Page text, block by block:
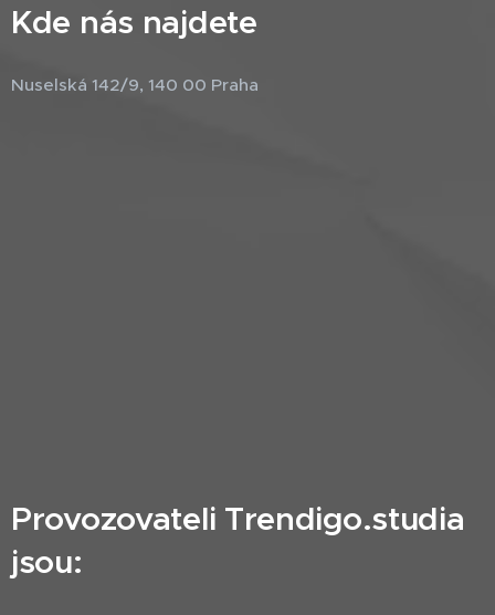
Kde nás najdete
Nuselská 142/9, 140 00 Praha
Provozovateli Trendigo.studia
jsou: